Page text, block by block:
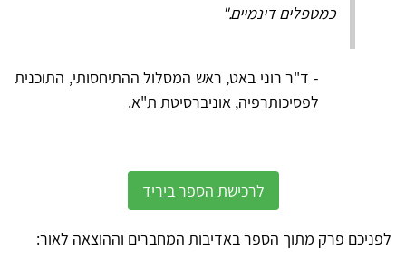
כמטפלים דינמיים."
- ד"ר רוני באט, ראש המסלול ההתיחסותי, התוכנית
לפסיכותרפיה, אוניברסיטת ת"א.
לרכישת הספר ביריד
לפניכם פרק מתוך הספר באדיבות המחברים וההוצאה לאור: